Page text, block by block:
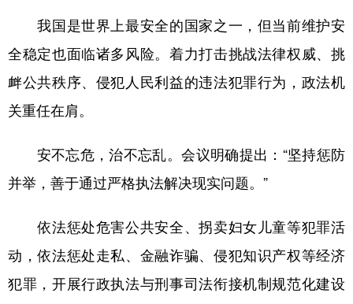
我国是世界上最安全的国家之一，但当前维护安
全稳定也面临诸多风险。着力打击挑战法律权威、挑
衅公共秩序、侵犯人民利益的违法犯罪行为，政法机
关重任在肩。
安不忘危，治不忘乱。会议明确提出：“坚持惩防
并举，善于通过严格执法解决现实问题。”
依法惩处危害公共安全、拐卖妇女儿童等犯罪活
动，依法惩处走私、金融诈骗、侵犯知识产权等经济
犯罪，开展行政执法与刑事司法衔接机制规范化建设